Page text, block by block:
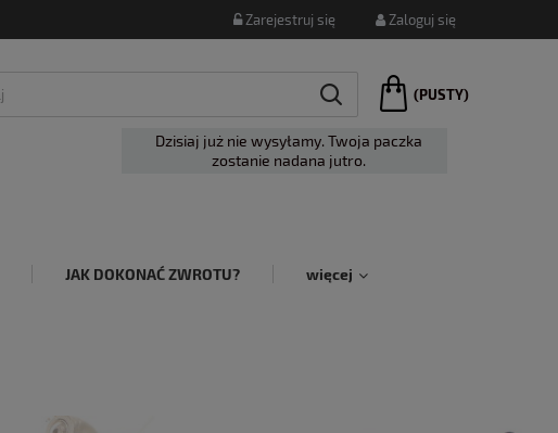
Zarejestruj się Zaloguj się
(PUSTY)
Dzisiaj już nie wysyłamy. Twoja paczka
zostanie nadana jutro.
JAK DOKONAĆ ZWROTU? więcej